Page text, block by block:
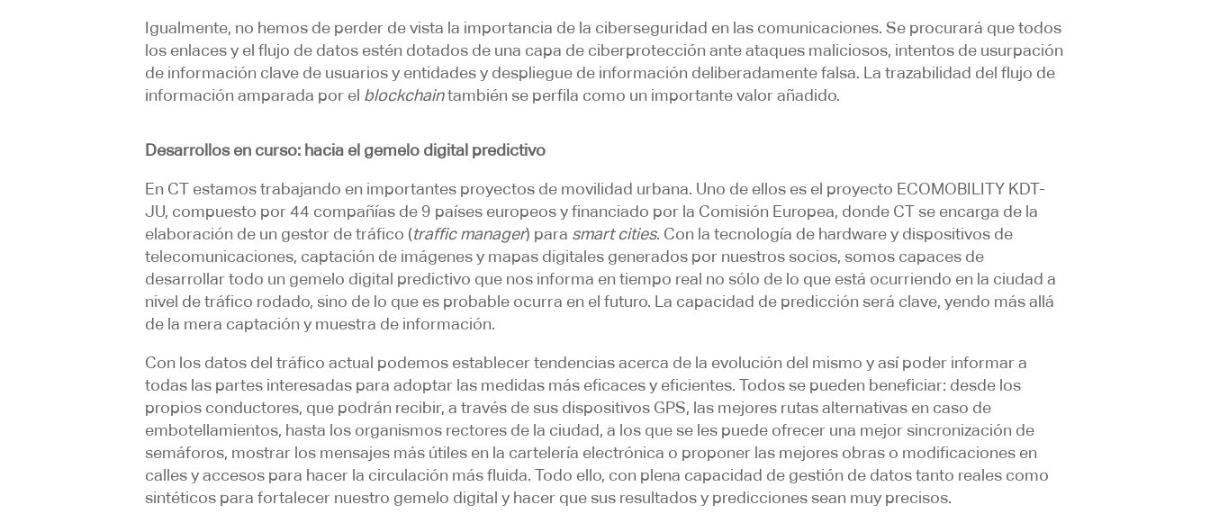
Igualmente, no hemos de perder de vista la importancia de la ciberseguridad en las comunicaciones. Se procurará que todos
los enlaces y el flujo de datos estén dotados de una capa de ciberprotección ante ataques maliciosos, intentos de usurpación
de información clave de usuarios y entidades y despliegue de información deliberadamente falsa. La trazabilidad del flujo de
información amparada por el blockchaintambién se perfila como un importante valor añadido.
Desarrollos en curso: hacia el gemelo digital predictivo
En CT estamos trabajando en importantes proyectos de movilidad urbana. Uno de ellos es el proyecto ECOMOBILITY KDT-
JU, compuesto por 44 compañías de 9 países europeos y financiado por la Comisión Europea, donde CT se encarga de la
elaboración de un gestor de tráfico (traffic manager) para smart cities. Con la tecnología de hardware y dispositivos de
telecomunicaciones, captación de imágenes y mapas digitales generados por nuestros socios, somos capaces de
desarrollar todo un gemelo digital predictivo que nos informa en tiempo real no sólo de lo que está ocurriendo en la ciudad a
nivel de tráfico rodado, sino de lo que es probable ocurra en el futuro. La capacidad de predicción será clave, yendo más allá
de la mera captación y muestra de información.
Con los datos del tráfico actual podemos establecer tendencias acerca de la evolución del mismo y así poder informar a
todas las partes interesadas para adoptar las medidas más eficaces y eficientes. Todos se pueden beneficiar: desde los
propios conductores, que podrán recibir, a través de sus dispositivos GPS, las mejores rutas alternativas en caso de
embotellamientos, hasta los organismos rectores de la ciudad, a los que se les puede ofrecer una mejor sincronización de
semáforos, mostrar los mensajes más útiles en la cartelería electrónica o proponer las mejores obras o modificaciones en
calles y accesos para hacer la circulación más fluida. Todo ello, con plena capacidad de gestión de datos tanto reales como
sintéticos para fortalecer nuestro gemelo digital y hacer que sus resultados y predicciones sean muy precisos.